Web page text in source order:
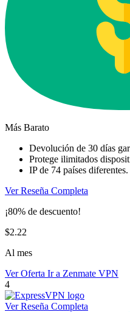
Más Barato
Devolución de 30 días
Protege ilimitados
IP de 74 países diferentes.
Ver Reseña Completa
¡80% de descuento!
$2.22
Al mes
Ver Oferta Ir a Zenmate VPN
4
Ver Reseña Completa